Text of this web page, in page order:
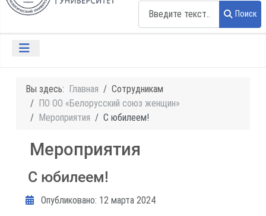
Поиск
Вы здесь: Главная
Сотрудникам
ПО ОО «Белорусский союз женщин»
Мероприятия
С юбилеем!
Мероприятия
С юбилеем!
Информация о материале
Опубликовано: 12 марта 2024